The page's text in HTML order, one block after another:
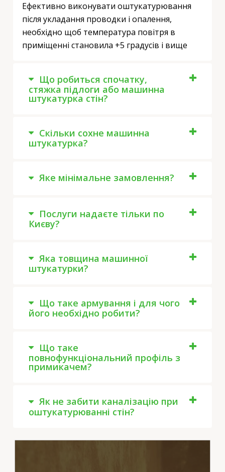
Ефективно виконувати оштукатурювання
після укладання проводки і опалення,
необхідно щоб температура повітря в
приміщенні становила +5 градусів і вище
Що робиться спочатку,
стяжка підлоги або машинна
штукатурка стін?
Скільки сохне машинна
штукатурка?
Яке мінімальне замовлення?
Послуги надаєте тільки по
Києву?
Яка товщина машинної
штукатурки?
Що таке армування і для чого
його необхідно робити?
Що таке
повнофункціональний профіль з
примикачем?
Як не забити каналізацію при
оштукатурюванні стін?